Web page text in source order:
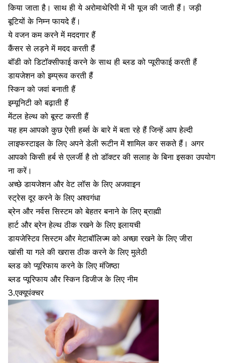
किया जाता है। साथ ही ये अरोमाथेरिपी में भी यूज की जाती हैं। जड़ी
बूटियों के निम्न फायदे हैं।
ये वजन कम करने में मददगार हैं
कैंसर से लड़ने में मदद करती हैं
बॉडी को डिटॉक्सीफाई करने के साथ ही ब्लड को प्यूरीफाई करती हैं
डायजेशन को इम्प्रूव करती हैं
स्किन को जवां बनाती हैं
इम्यूनिटी को बढ़ाती हैं
मेंटल हेल्थ को बूस्ट करती हैं
यह हम आपको कुछ ऐसी हर्ब्स के बारे में बता रहे हैं जिन्हें आप हेल्दी
लाइफस्टाइल के लिए अपने डेली रूटीन में शामिल कर सकते हैं। अगर
आपको किसी हर्ब से एलर्जी है तो डॉक्टर की सलाह के बिना इसका उपयोग
ना करें।
अच्छे डायजेशन और वेट लॉस के लिए अजवाइन
स्ट्रेस दूर करने के लिए अश्वगंधा
ब्रेन और नर्वस सिस्टम को बेहतर बनाने के लिए ब्राह्मी
हार्ट और ब्रेन हेल्थ ठीक रखने के लिए इलायची
डायजेस्टिव सिस्टम और मेटाबॉलिज्म को अच्छा रखने के लिए जीरा
खांसी या गले की खरास ठीक करने के लिए मुलेठी
ब्लड को प्यूरिफाय करने के लिए मंजिष्ठा
ब्लड प्यूरिफाय और स्किन डिजीज के लिए नीम
3.एक्यूपंक्चर